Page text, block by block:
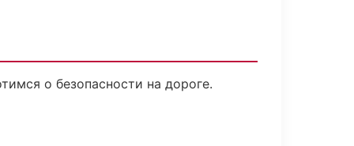
о безопасности на дороге.